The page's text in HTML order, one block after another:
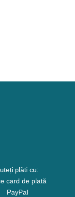
plăti cu:
card de plată
PayPal